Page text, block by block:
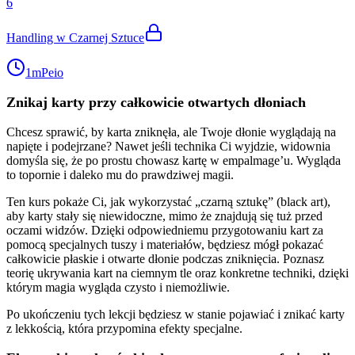
Handling w Czarnej Sztuce
1mPeio
Znikaj karty przy całkowicie otwartych dłoniach
Chcesz sprawić, by karta zniknęła, ale Twoje dłonie wyglądają na
napięte i podejrzane? Nawet jeśli technika Ci wyjdzie, widownia
domyśla się, że po prostu chowasz kartę w empalmage’u. Wygląda
to topornie i daleko mu do prawdziwej magii.
Ten kurs pokaże Ci, jak wykorzystać „czarną sztukę” (black art),
aby karty stały się niewidoczne, mimo że znajdują się tuż przed
oczami widzów. Dzięki odpowiedniemu przygotowaniu kart za
pomocą specjalnych tuszy i materiałów, będziesz mógł pokazać
całkowicie płaskie i otwarte dłonie podczas zniknięcia. Poznasz
teorię ukrywania kart na ciemnym tle oraz konkretne techniki, dzięki
którym magia wygląda czysto i niemożliwie.
Po ukończeniu tych lekcji będziesz w stanie pojawiać i znikać karty
z lekkością, która przypomina efekty specjalne.